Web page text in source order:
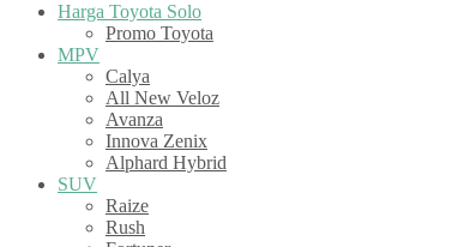
Harga Toyota Solo
Promo Toyota
MPV
Calya
All New Veloz
Avanza
Innova Zenix
Alphard Hybrid
SUV
Raize
Rush